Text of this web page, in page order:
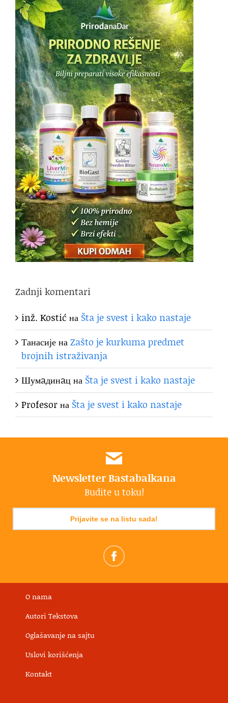
Zadnji komentari
inž. Kostić на Šta je svest i kako nastaje
ТанасијенаZašto je kurkuma predmet
brojnih istraživanja
Шумaдинaцна Šta je svest i kako nastaje
Profesorна Šta je svest i kako nastaje
Newsletter Bastabalkana
Budite u toku!
Prijavite se na listu sada!
O nama
Autori Tekstova
Oglašavanje na sajtu
Uslovi korišćenja
Kontakt